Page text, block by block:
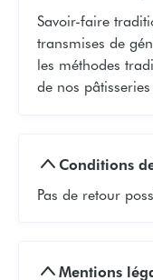
Savoir-faire
transmises de
les méthodes
de nos
Conditions
Pas de retour
Mentions